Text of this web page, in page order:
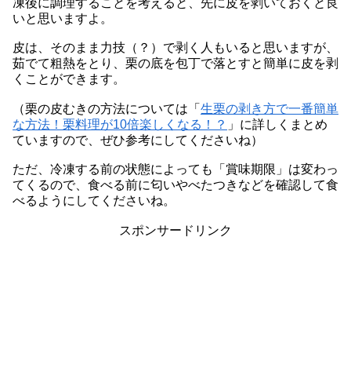
いと思いますよ。
皮は、そのまま力技（？）で剥く人もいると思いますが、
茹でて粗熱をとり、栗の底を包丁で落とすと簡単に皮を剥
くことができます。
（栗の皮むきの方法については「 生栗の剥き方で一番簡単
な方法！栗料理が10倍楽しくなる！？ 」に詳しくまとめ
ていますので、ぜひ参考にしてくださいね）
ただ、冷凍する前の状態によっても「賞味期限」は変わっ
てくるので、食べる前に匂いやべたつきなどを確認して食
べるようにしてくださいね。
スポンサードリンク